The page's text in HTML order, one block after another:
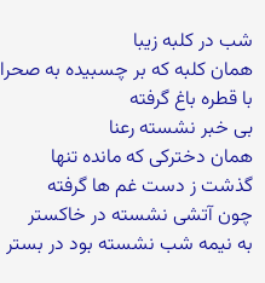
شب در کلبه زیبا
همان کلبه که بر چسبیده به صحرا
با قطره باغ گرفته
بی خبر نشسته رعنا
همان دخترکی که مانده تنها
گذشت ز دست غم ها گرفته
چون آتشی نشسته در خاکستر
به نیمه شب نشسته بود در بستر